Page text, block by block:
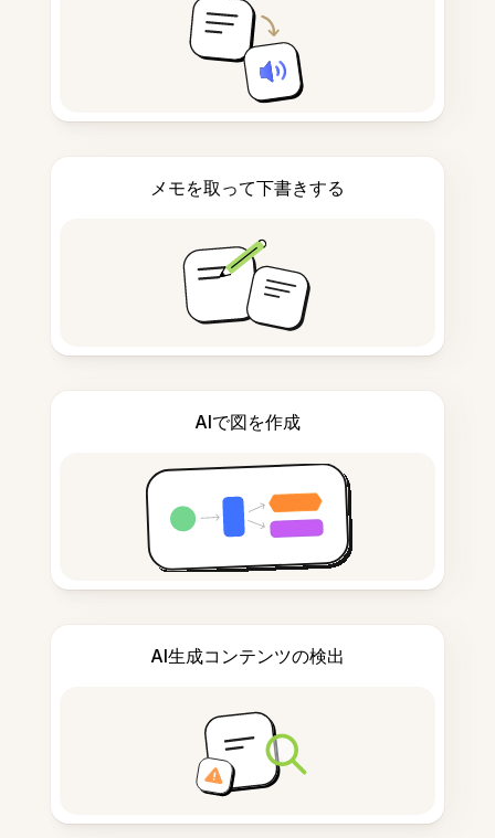
メモを取って下書きする
AIで図を作成
AI生成コンテンツの検出